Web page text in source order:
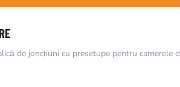
de joncțiuni cu presetupe pentru camerele